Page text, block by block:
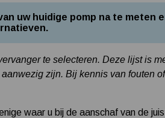
uw huidige pomp na te meten
te selecteren. Deze lijst is
zijn. Bij kennis van fouten
waar u bij de aanschaf van de